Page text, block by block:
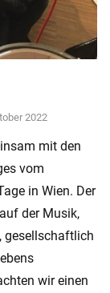
2022
mit den
vom
in Wien. Der
der Musik,
gesellschaftlich
wir einen